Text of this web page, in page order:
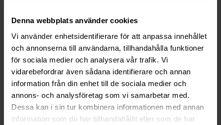
Denna webbplats använder cookies
Vi använder enhetsidentifierare för att anpassa innehållet
och annonserna till användarna, tillhandahålla funktioner
för sociala medier och analysera vår trafik. Vi
vidarebefordrar även sådana identifierare och annan
information från din enhet till de sociala medier och
annons- och analysföretag som vi samarbetar med.
Dessa kan i sin tur kombinera informationen med annan
information som du har tillhandahållit eller som de har
Prestige Altbraun
PRE-2207
Saldo0